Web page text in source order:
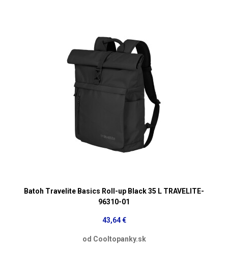
Batoh Travelite Basics Roll-up Black 35 L TRAVELITE-
96310-01
43,64 €
od Cooltopanky.sk